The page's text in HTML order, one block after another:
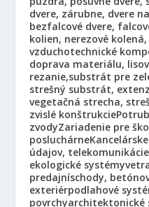
dvere, zárubne, dvere
bezfalcové dvere,
kolien, nerezové
vzduchotechnické
doprava materiálu,
rezanie,substrát pre
strešný substrát,
vegetačná strecha,
zvislé konštrukcie
zvodyZariadenie pre
posluchárne
údajov, telekomunikácie
ekologické systémy
predajníschody,
exteriérpodlahové
povrchyarchitektonické